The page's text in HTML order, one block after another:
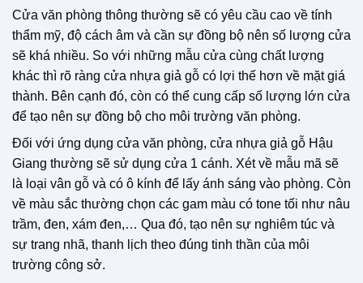
Cửa văn phòng thông thường sẽ có yêu cầu cao về tính
thẩm mỹ, độ cách âm và cần sự đồng bộ nên số lượng cửa
sẽ khá nhiều. So với những mẫu cửa cùng chất lượng
khác thì rõ ràng cửa nhựa giả gỗ có lợi thế hơn về mặt giá
thành. Bên cạnh đó, còn có thể cung cấp số lượng lớn cửa
để tạo nên sự đồng bộ cho môi trường văn phòng.
Đối với ứng dụng cửa văn phòng, cửa nhựa giả gỗ Hậu
Giang thường sẽ sử dụng cửa 1 cánh. Xét về mẫu mã sẽ
là loại vân gỗ và có ô kính để lấy ánh sáng vào phòng. Còn
về màu sắc thường chọn các gam màu có tone tối như nâu
trầm, đen, xám đen,… Qua đó, tạo nên sự nghiêm túc và
sự trang nhã, thanh lịch theo đúng tinh thần của môi
trường công sở.